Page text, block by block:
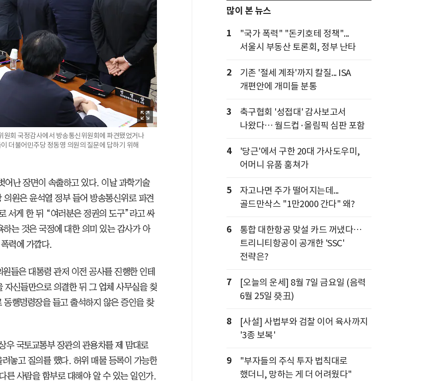
회 국정감사에서 방송통신위원회에 파견됐었거나
더불어민주당 정동영 의원의 질문에 답하기 위해
어난 장면이 속출하고 있다. 이날 과학기술
원은 윤석열 정부 들어 방송통신위로 파견
서게 한 뒤 “여러분은 정권의 도구”라고 싸
는 것은 국정에 대한 의미 있는 감사가 아
력에 가깝다.
들은 대통령 관저 이전 공사를 진행한 인테
자신들만으로 의결한 뒤 그 업체 사무실을 찾
행명령장을 들고 출석하지 않은 증인을 찾
우 국토교통부 장관의 관용차를 제 맘대로
놓고 질의를 했다. 허위 매물 등록이 가능한
른 사람을 함부로 대해야 알 수 있는 일인가.
많이 본 뉴스
1
"국가 폭력" "돈키호테 정책"...
서울시 부동산 토론회, 정부 난타
2
기존 '절세 계좌'까지 칼질... ISA
개편안에 개미들 분통
3
축구협회 '성접대' 감사보고서
나왔다… 월드컵·올림픽 심판 포함
4
'당근'에서 구한 20대 가사도우미,
어머니 유품 훔쳐가
5
자고나면 주가 떨어지는데...
골드만삭스 "1만2000 간다" 왜?
6
통합 대한항공 맞설 카드 꺼냈다…
트리니티항공이 공개한 'SSC'
전략은?
7
[오늘의 운세] 8월 7일 금요일 (음력
6월 25일 癸丑)
8
[사설] 사법부와 검찰 이어 육사까지
'3종 보복'
9
"부자들의 주식 투자 법칙대로
했더니, 망하는 게 더 어려웠다"